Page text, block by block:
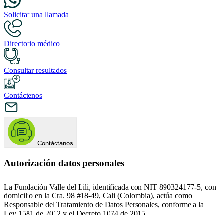
Solicitar una llamada
Directorio médico
Consultar resultados
Contáctenos
Contáctanos
Autorización datos personales
La Fundación Valle del Lili, identificada con NIT 890324177-5, con
domicilio en la Cra. 98 #18-49, Cali (Colombia), actúa como
Responsable del Tratamiento de Datos Personales, conforme a la
Ley 1581 de 2012 y el Decreto 1074 de 2015.